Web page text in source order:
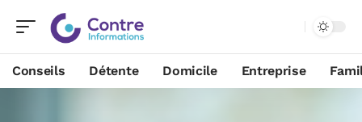
Conseils Détente Domicile Entreprise